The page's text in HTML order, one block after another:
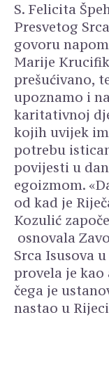
S. Felicita
Presvetog
govoru
Marije
prešućivano,
upoznamo i
karitativnoj
kojih uvijek
potrebu
povijesti u
egoizmom.
od kad je
Kozulić
osnovala
Srca Isusova
provela je
čega je
nastao u